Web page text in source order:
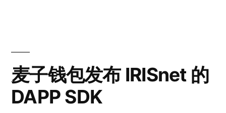
理
麦子钱包发布 IRISnet 的
DAPP SDK